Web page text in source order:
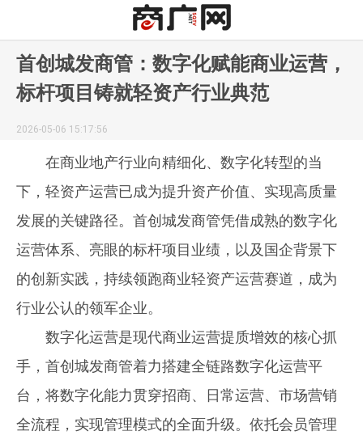
首创城发商管：数字化赋能商业运营，
标杆项目铸就轻资产行业典范
2026-05-06 15:17:56
在商业地产行业向精细化、数字化转型的当
下，轻资产运营已成为提升资产价值、实现高质量
发展的关键路径。首创城发商管凭借成熟的数字化
运营体系、亮眼的标杆项目业绩，以及国企背景下
的创新实践，持续领跑商业轻资产运营赛道，成为
行业公认的领军企业。
数字化运营是现代商业运营提质增效的核心抓
手，首创城发商管着力搭建全链路数字化运营平
台，将数字化能力贯穿招商、日常运营、市场营销
全流程，实现管理模式的全面升级。依托会员管理